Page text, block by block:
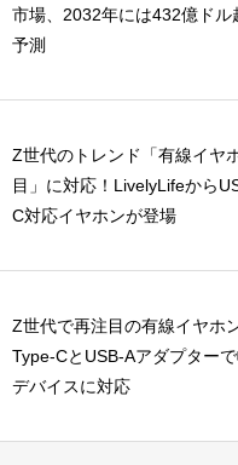
市場、2032年には432億ドル
予測
Z世代のトレンド「有線イヤ
目」に対応！LivelyLifeから
C対応イヤホンが登場
Z世代で再注目の有線イヤホ
Type-CとUSB-Aアダプター
デバイスに対応